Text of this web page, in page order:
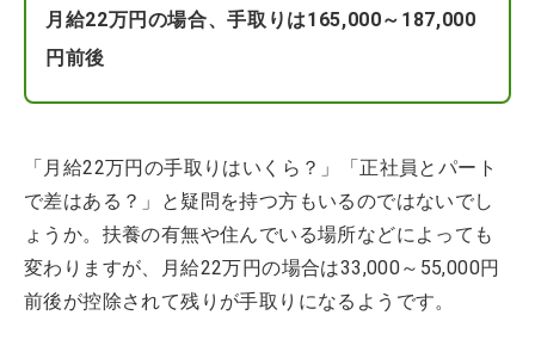
月給22万円の場合、手取りは165,000～187,000
円前後
「月給22万円の手取りはいくら？」「正社員とパート
で差はある？」と疑問を持つ方もいるのではないでし
ょうか。扶養の有無や住んでいる場所などによっても
変わりますが、月給22万円の場合は33,000～55,000円
前後が控除されて残りが手取りになるようです。